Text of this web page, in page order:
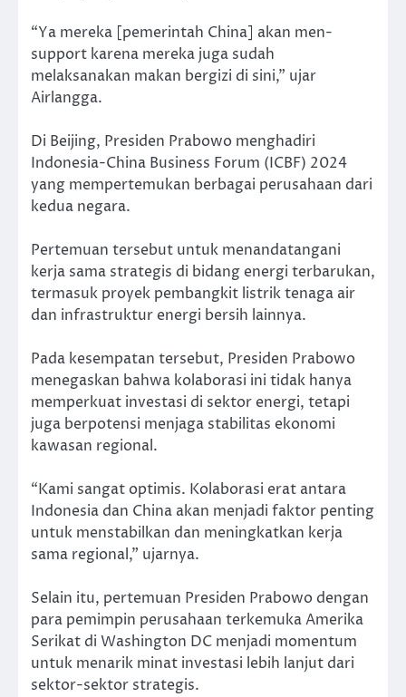
“Ya mereka [pemerintah China] akan men-
support karena mereka juga sudah
melaksanakan makan bergizi di sini,” ujar
Airlangga.
Di Beijing, Presiden Prabowo menghadiri
Indonesia-China Business Forum (ICBF) 2024
yang mempertemukan berbagai perusahaan dari
kedua negara.
Pertemuan tersebut untuk menandatangani
kerja sama strategis di bidang energi terbarukan,
termasuk proyek pembangkit listrik tenaga air
dan infrastruktur energi bersih lainnya.
Pada kesempatan tersebut, Presiden Prabowo
menegaskan bahwa kolaborasi ini tidak hanya
memperkuat investasi di sektor energi, tetapi
juga berpotensi menjaga stabilitas ekonomi
kawasan regional.
“Kami sangat optimis. Kolaborasi erat antara
Indonesia dan China akan menjadi faktor penting
untuk menstabilkan dan meningkatkan kerja
sama regional,” ujarnya.
Selain itu, pertemuan Presiden Prabowo dengan
para pemimpin perusahaan terkemuka Amerika
Serikat di Washington DC menjadi momentum
untuk menarik minat investasi lebih lanjut dari
sektor-sektor strategis.